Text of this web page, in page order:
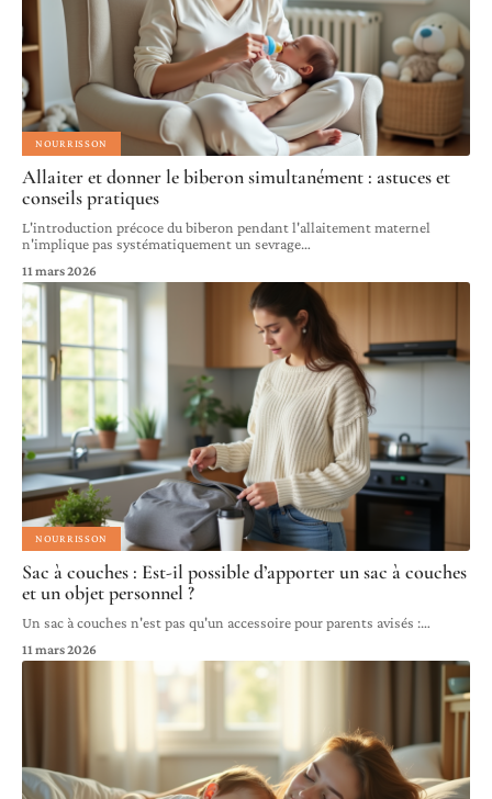
NOURRISSON
Allaiter et donner le biberon simultanément : astuces et
conseils pratiques
L'introduction précoce du biberon pendant l'allaitement maternel
n'implique pas systématiquement un sevrage…
11 mars 2026
NOURRISSON
Sac à couches : Est-il possible d’apporter un sac à couches
et un objet personnel ?
Un sac à couches n'est pas qu'un accessoire pour parents avisés :…
11 mars 2026